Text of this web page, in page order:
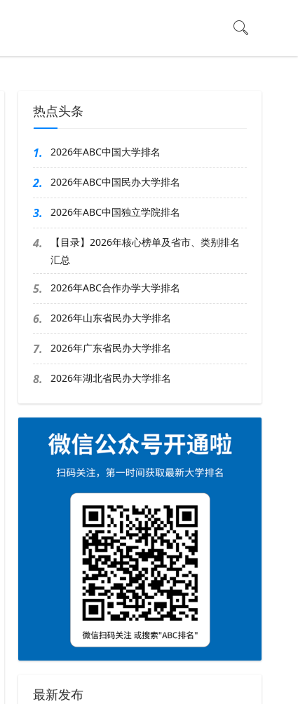
热点头条
1. 2026年ABC中国大学排名
2. 2026年ABC中国民办大学排名
3. 2026年ABC中国独立学院排名
4.
【目录】2026年核心榜单及省市、类别排名
汇总
5. 2026年ABC合作办学大学排名
6. 2026年山东省民办大学排名
7. 2026年广东省民办大学排名
8. 2026年湖北省民办大学排名
最新发布